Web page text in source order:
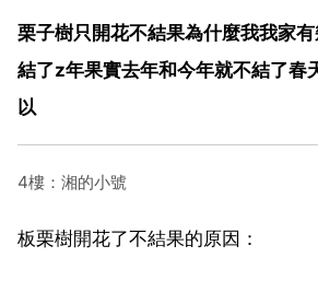
栗子樹只開花不結果為什麼我我家
結了z年果實去年和今年就不結了春
以
4樓：湘的小號
板栗樹開花了不結果的原因：